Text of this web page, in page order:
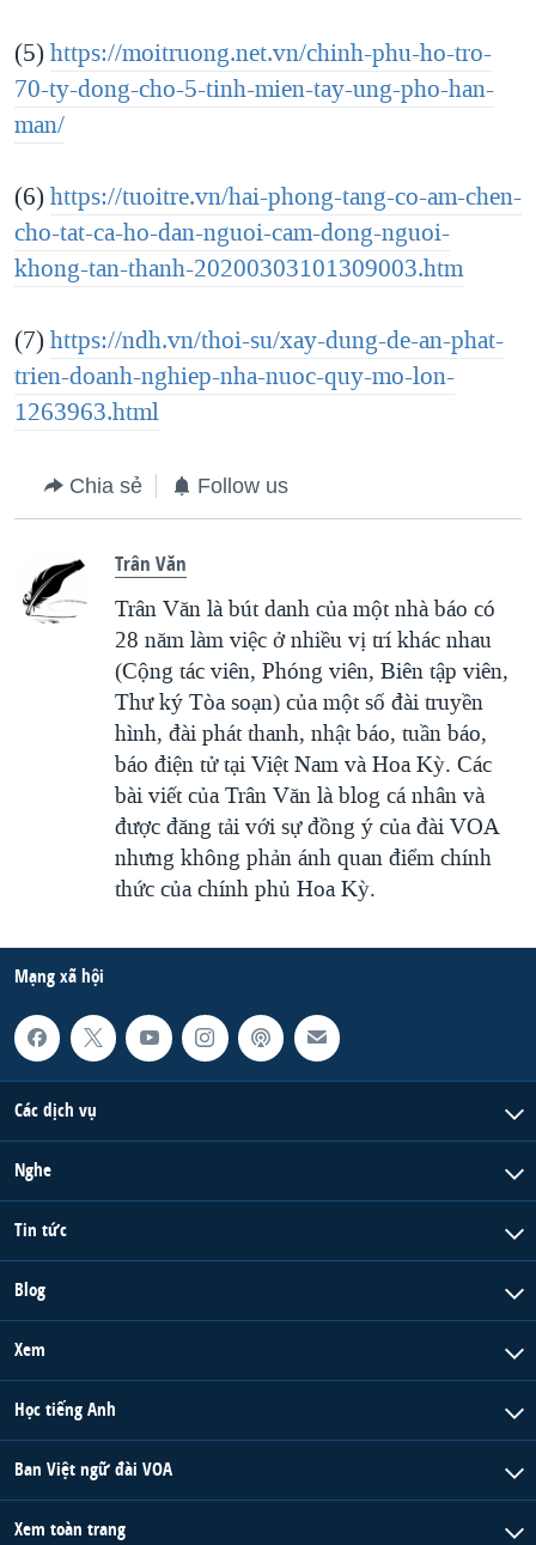
(5)https://moitruong.net.vn/chinh-phu-ho-tro-
70-ty-dong-cho-5-tinh-mien-tay-ung-pho-han-
man/
(6)https://tuoitre.vn/hai-phong-tang-co-am-chen-
cho-tat-ca-ho-dan-nguoi-cam-dong-nguoi-
khong-tan-thanh-20200303101309003.htm
(7)https://ndh.vn/thoi-su/xay-dung-de-an-phat-
trien-doanh-nghiep-nha-nuoc-quy-mo-lon-
1263963.html
Chia sẻ Follow us
Trân Văn
Trân Văn là bút danh của một nhà báo có
28 năm làm việc ở nhiều vị trí khác nhau
(Cộng tác viên, Phóng viên, Biên tập viên,
Thư ký Tòa soạn) của một số đài truyền
hình, đài phát thanh, nhật báo, tuần báo,
báo điện tử tại Việt Nam và Hoa Kỳ. Các
bài viết của Trân Văn là blog cá nhân và
được đăng tải với sự đồng ý của đài VOA
nhưng không phản ánh quan điểm chính
thức của chính phủ Hoa Kỳ.
Mạng xã hội
Các dịch vụ
Nghe
Tin tức
Blog
Xem
Học tiếng Anh
Ban Việt ngữ đài VOA
Xem toàn trang